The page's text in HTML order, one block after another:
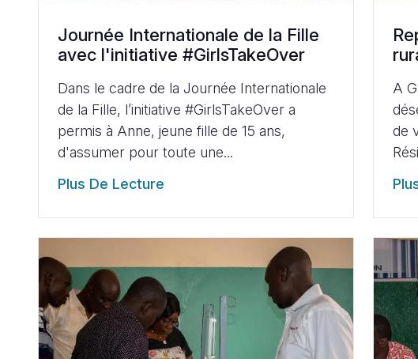
Journée Internationale de la Fille
avec l'initiative #GirlsTakeOver
Dans le cadre de la Journée Internationale
de la Fille, l’initiative #GirlsTakeOver a
permis à Anne, jeune fille de 15 ans,
d'assumer pour toute une...
Plus De Lecture
A
de